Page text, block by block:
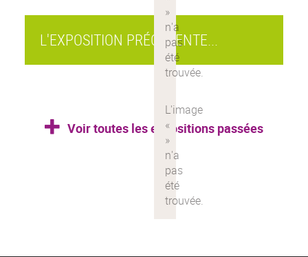
L'EXPOSITION PRÉCÉDENTE...
Voir toutes les expositions passées